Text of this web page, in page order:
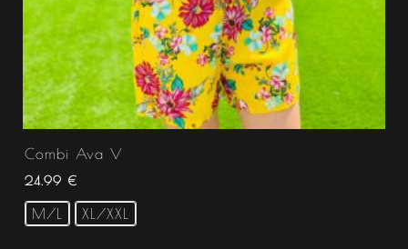
Combi Ava V
24.99 €
M/L XL/XXL